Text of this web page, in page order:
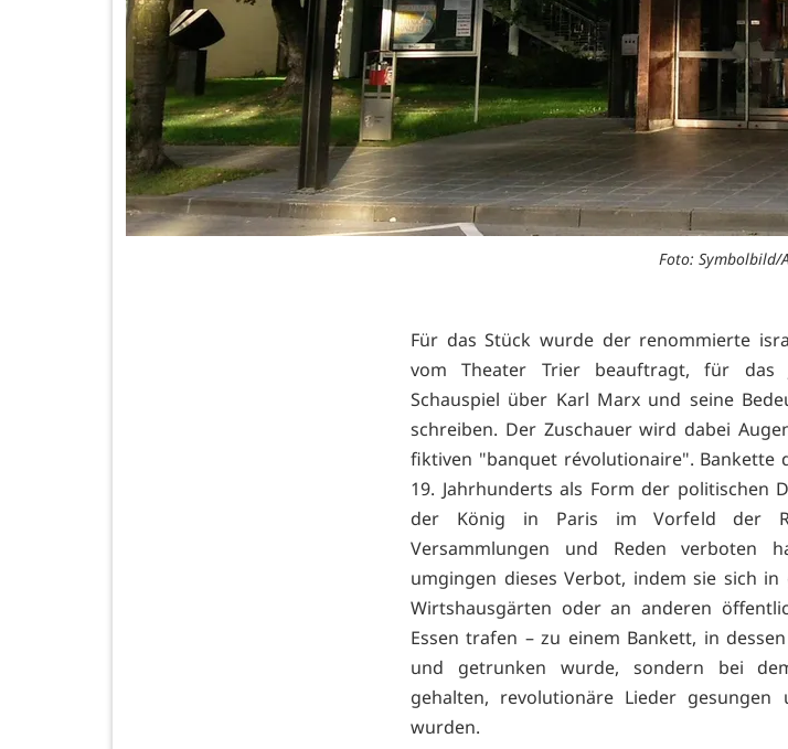
Foto: Symbolbild/
Für das Stück wurde der renommierte
vom Theater Trier beauftragt, für das
Schauspiel über Karl Marx und seine
schreiben. Der Zuschauer wird dabei
fiktiven "banquet révolutionaire". Bankette
19. Jahrhunderts als Form der politischen
der König in Paris im Vorfeld der
Versammlungen und Reden verboten
umgingen dieses Verbot, indem sie sich
Wirtshausgärten oder an anderen
Essen trafen – zu einem Bankett, in
und getrunken wurde, sondern bei
gehalten, revolutionäre Lieder
wurden.